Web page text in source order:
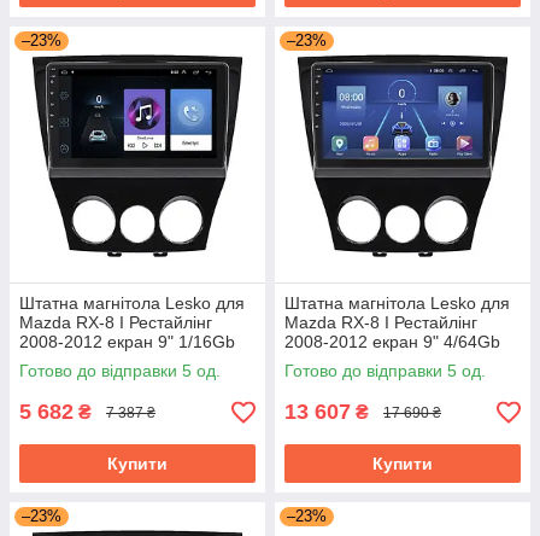
–23%
Штатна магнітола Lesko для
Mazda RX-8 I Рестайлінг
2008-2012 екран 9" 1/16Gb
Wi-Fi GPS Base
Готово до відправки 5 од.
5 682 ₴ 7 387 ₴
Купити
–23%
Штатна магнітола Lesko для
Mazda RX-8 I Рестайлінг
2008-2012 екран 9" 4/64Gb
4G Wi-Fi GPS Top
Готово до відправки 5 од.
13 607 ₴ 17 690 ₴
Купити
–23% –23%